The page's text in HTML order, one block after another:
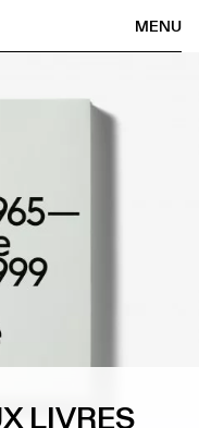
MENU
LIVRES